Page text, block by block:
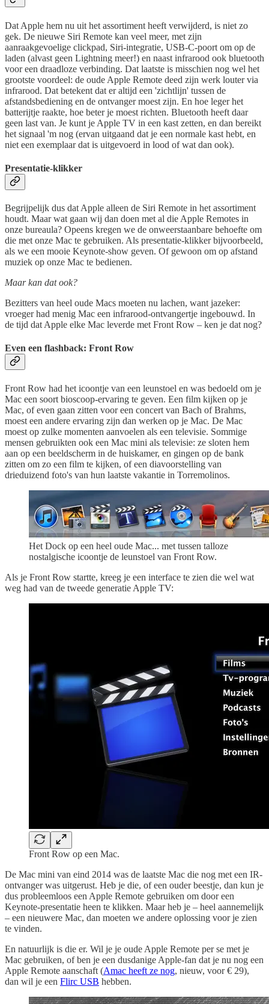
Dat Apple hem nu uit het assortiment heeft verwijderd, is niet zo
gek. De nieuwe Siri Remote kan veel meer, met zijn
aanraakgevoelige clickpad, Siri-integratie, USB-C-poort om op de
laden (alvast geen Lightning meer!) en naast infrarood ook bluetooth
voor een draadloze verbinding. Dat laatste is misschien nog wel het
grootste voordeel: de oude Apple Remote deed zijn werk louter via
infrarood. Dat betekent dat er altijd een 'zichtlijn' tussen de
afstandsbediening en de ontvanger moest zijn. En hoe leger het
batterijtje raakte, hoe beter je moest richten. Bluetooth heeft daar
geen last van. Je kunt je Apple TV in een kast zetten, en dan bereikt
het signaal 'm nog (ervan uitgaand dat je een normale kast hebt, en
niet een exemplaar dat is uitgevoerd in lood of wat dan ook).
Presentatie-klikker
Begrijpelijk dus dat Apple alleen de Siri Remote in het assortiment
houdt. Maar wat gaan wij dan doen met al die Apple Remotes in
onze bureaula? Opeens kregen we de onweerstaanbare behoefte om
die met onze Mac te gebruiken. Als presentatie-klikker bijvoorbeeld,
als we een mooie Keynote-show geven. Of gewoon om op afstand
muziek op onze Mac te bedienen.
Maar kan dat ook?
Bezitters van heel oude Macs moeten nu lachen, want jazeker:
vroeger had menig Mac een infrarood-ontvangertje ingebouwd. In
de tijd dat Apple elke Mac leverde met Front Row – ken je dat nog?
Even een flashback: Front Row
Front Row had het icoontje van een leunstoel en was bedoeld om je
Mac een soort bioscoop-ervaring te geven. Een film kijken op je
Mac, of even gaan zitten voor een concert van Bach of Brahms,
moest een andere ervaring zijn dan werken op je Mac. De Mac
moest op zulke momenten aanvoelen als een televisie. Sommige
mensen gebruikten ook een Mac mini als televisie: ze sloten hem
aan op een beeldscherm in de huiskamer, en gingen op de bank
zitten om zo een film te kijken, of een diavoorstelling van
drieduizend foto's van hun laatste vakantie in Torremolinos.
Het Dock op een heel oude Mac... met tussen talloze
nostalgische icoontje de leunstoel van Front Row.
Als je Front Row startte, kreeg je een interface te zien die wel wat
weg had van de tweede generatie Apple TV:
Front Row op een Mac.
De Mac mini van eind 2014 was de laatste Mac die nog met een IR-
ontvanger was uitgerust. Heb je die, of een ouder beestje, dan kun je
dus probleemloos een Apple Remote gebruiken om door een
Keynote-presentatie heen te klikken. Maar heb je – heel aannemelijk
– een nieuwere Mac, dan moeten we andere oplossing voor je zien
te vinden.
En natuurlijk is die er. Wil je je oude Apple Remote per se met je
Mac gebruiken, of ben je een dusdanige Apple-fan dat je nu nog een
Apple Remote aanschaft (Amac heeft ze nog, nieuw, voor € 29),
dan wil je een Flirc USB hebben.